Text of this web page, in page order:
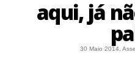
aqui, já
30 Maio 2014,